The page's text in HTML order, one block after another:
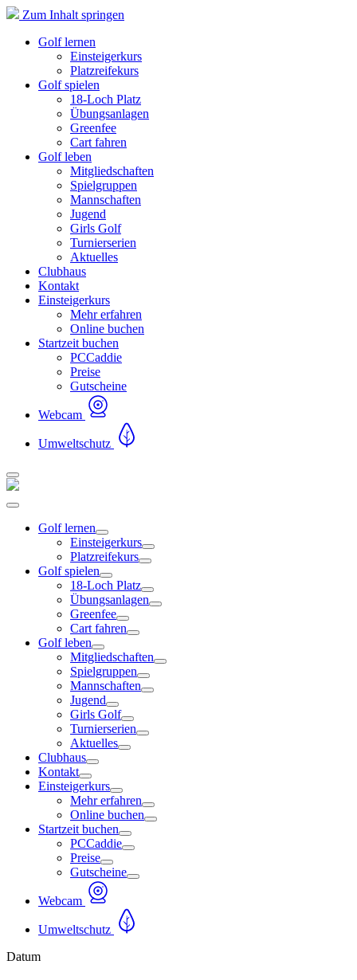
Zum Inhalt springen
Golf lernen
Einsteigerkurs
Platzreifekurs
Golf spielen
18-Loch Platz
Übungsanlagen
Greenfee
Cart fahren
Golf leben
Mitgliedschaften
Spielgruppen
Mannschaften
Jugend
Girls Golf
Turnierserien
Aktuelles
Clubhaus
Kontakt
Einsteigerkurs
Mehr erfahren
Online buchen
Startzeit buchen
PCCaddie
Preise
Gutscheine
Webcam
Umweltschutz
Golf lernen
Einsteigerkurs
Platzreifekurs
Golf spielen
18-Loch Platz
Übungsanlagen
Greenfee
Cart fahren
Golf leben
Mitgliedschaften
Spielgruppen
Mannschaften
Jugend
Girls Golf
Turnierserien
Aktuelles
Clubhaus
Kontakt
Einsteigerkurs
Mehr erfahren
Online buchen
Startzeit buchen
PCCaddie
Preise
Gutscheine
Webcam
Umweltschutz
Datum